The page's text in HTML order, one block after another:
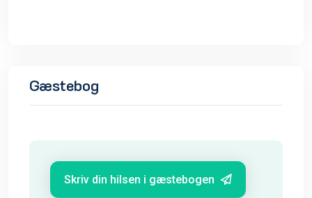
Gæstebog
Skriv din hilsen i gæstebogen